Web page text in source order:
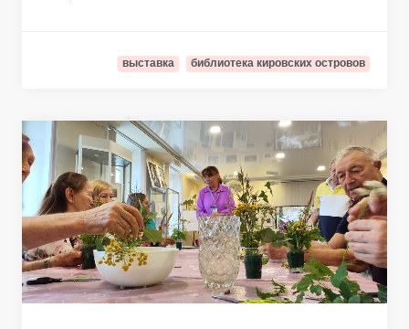
выставка библиотека кировских островов